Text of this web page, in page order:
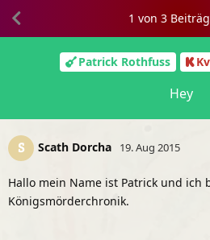
Patrick Rothfuss
Hey
1 von 3
S Scath Dorcha 19. Aug 2015
Hallo mein Name ist Patrick und ich
Königsmörderchronik.